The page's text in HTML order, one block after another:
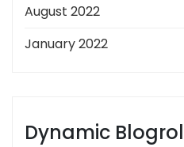
August 2022
January 2022
Dynamic